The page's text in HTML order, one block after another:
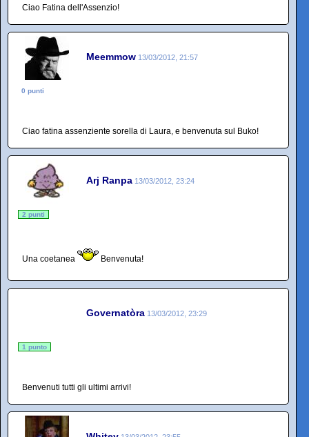
Ciao Fatina dell'Assenzio!
Meemmow 13/03/2012, 21:57
0 punti
Ciao fatina assenziente sorella di Laura, e benvenuta sul Buko!
Arj Ranpa 13/03/2012, 23:24
2 punti
Una coetanea Benvenuta!
Governatòra 13/03/2012, 23:29
1 punto
Benvenuti tutti gli ultimi arrivi!